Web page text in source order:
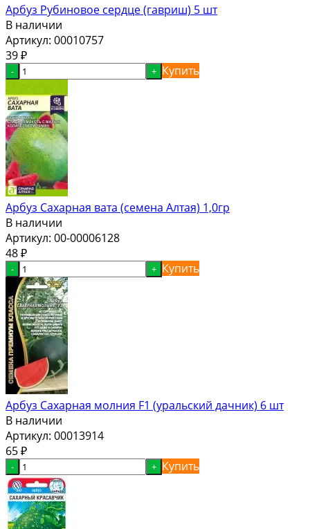
Арбуз Рубиновое сердце (гавриш) 5 шт
В наличии
Артикул: 00010757
39 ₽
- + Купить
Арбуз Сахарная вата (семена Алтая) 1,0гр
В наличии
Артикул: 00-00006128
48 ₽
- + Купить
Арбуз Сахарная молния F1 (уральский дачник) 6 шт
В наличии
Артикул: 00013914
65 ₽
- + Купить